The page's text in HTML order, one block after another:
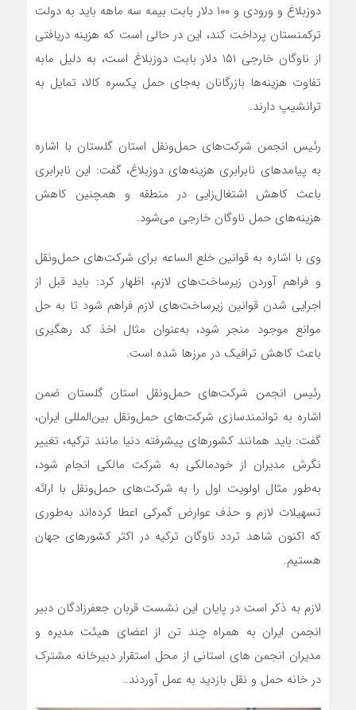
دوزبلاغ و ورودی و ۱۰۰ دلار بابت بیمه سه ماهه باید به دولت
ترکمنستان پرداخت کند، این در حالی است که هزینه دریافتی
از ناوگان خارجی ۱۵۱ دلار بابت دوزبلاغ است، به دلیل مابه
تفاوت هزینه‌ها بازرگانان به‌جای حمل یکسره کالا، تمایل به
ترانشیپ دارند.
رئیس انجمن شرکت‌های حمل‌ونقل استان گلستان با اشاره
به پیامدهای نابرابری هزینه‌های دوزبلاغ، گفت: این نابرابری
باعث کاهش اشتغال‌زایی در منطقه و همچنین کاهش
هزینه‌های حمل ناوگان خارجی می‌شود.
وی با اشاره به قوانین خلع الساعه برای شرکت‌های حمل‌ونقل
و فراهم آوردن زیرساخت‌های لازم، اظهار کرد: باید قبل از
اجرایی شدن قوانین زیرساخت‌های لازم فراهم شود تا به حل
موانع موجود منجر شود، به‌عنوان مثال اخذ کد رهگیری
باعث کاهش ترافیک در مرزها شده است.
رئیس انجمن شرکت‌های حمل‌ونقل استان گلستان ضمن
اشاره به توانمندسازی شرکت‌های حمل‌ونقل بین‌المللی ایران،
گفت: باید همانند کشورهای پیشرفته دنیا مانند ترکیه، تغییر
نگرش مدیران از خودمالکی به شرکت مالکی انجام شود،
به‌طور مثال اولویت اول را به شرکت‌های حمل‌و‌نقل با ارائه
تسهیلات لازم و حذف عوارض گمرکی اعطا کرده‌اند به‌طوری
که اکنون شاهد تردد ناوگان ترکیه در اکثر کشورهای جهان
هستیم.
لازم به ذکر است در پایان این نشست قربان جعفرزادگان دبیر
انجمن ایران به همراه چند تن از اعضای هیئت مدیره و
مدیران انجمن های استانی از محل استقرار دبیرخانه مشترک
در خانه حمل و نقل بازدید به عمل آوردند..